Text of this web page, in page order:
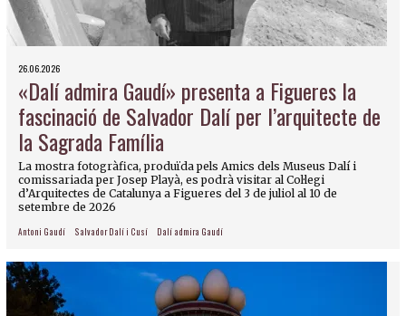
26.06.2026
«Dalí admira Gaudí» presenta a Figueres la
fascinació de Salvador Dalí per l’arquitecte de
la Sagrada Família
La mostra fotogràfica, produïda pels Amics dels Museus Dalí i
comissariada per Josep Playà, es podrà visitar al Col·legi
d’Arquitectes de Catalunya a Figueres del 3 de juliol al 10 de
setembre de 2026
Antoni Gaudí Salvador Dalí i Cusí Dalí admira Gaudí